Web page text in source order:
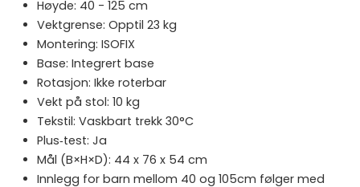
Høyde: 40 - 125 cm
Vektgrense: Opptil 23 kg
Montering: ISOFIX
Base: Integrert base
Rotasjon: Ikke roterbar
Vekt på stol: 10 kg
Tekstil: Vaskbart trekk 30°C
Plus‑test: Ja
Mål (B×H×D): 44 x 76 x 54 cm
Innlegg for barn mellom 40 og 105cm følger med